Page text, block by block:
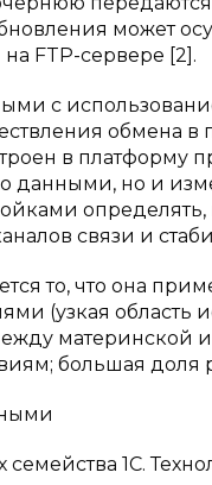
может
FTP-сервере [2].
с
обмена в
в платформу
данными, но и
определять,
связи и
то, что она
(узкая область
материнской
большая
семейства 1С.